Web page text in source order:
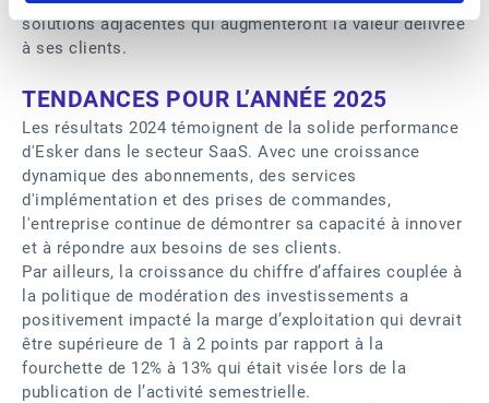
solutions adjacentes qui augmenteront la valeur délivrée
à ses clients.
TENDANCES POUR L’ANNÉE 2025
Les résultats 2024 témoignent de la solide performance
d'Esker dans le secteur SaaS. Avec une croissance
dynamique des abonnements, des services
d'implémentation et des prises de commandes,
l'entreprise continue de démontrer sa capacité à innover
et à répondre aux besoins de ses clients.
Par ailleurs, la croissance du chiffre d’affaires couplée à
la politique de modération des investissements a
positivement impacté la marge d’exploitation qui devrait
être supérieure de 1 à 2 points par rapport à la
fourchette de 12% à 13% qui était visée lors de la
publication de l’activité semestrielle.